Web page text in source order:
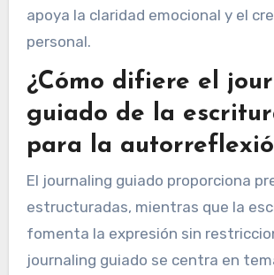
apoya la claridad emocional y el
personal.
¿Cómo difiere el
guiado de la
para la
El journaling guiado proporciona
estructuradas, mientras que la
fomenta la expresión sin
journaling guiado se centra en